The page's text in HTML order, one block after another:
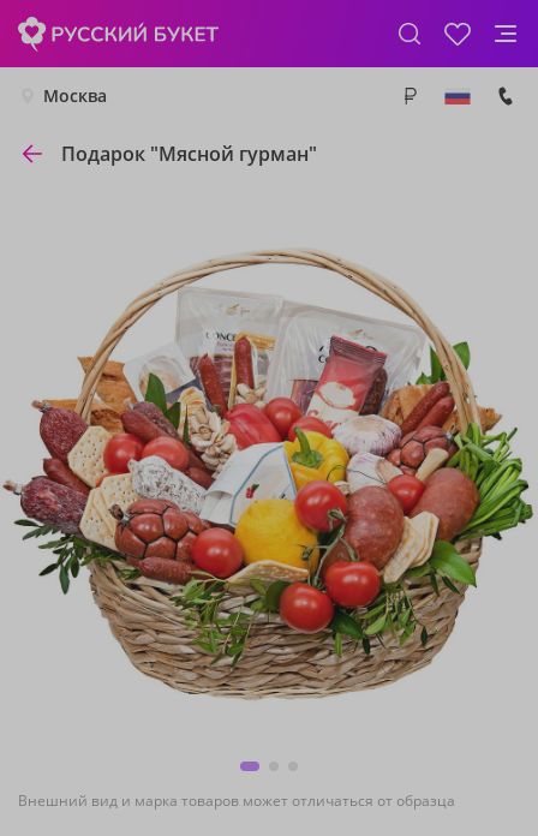
Москва
Подарок "Мясной гурман"
Внешний вид и марка товаров может отличаться от образца